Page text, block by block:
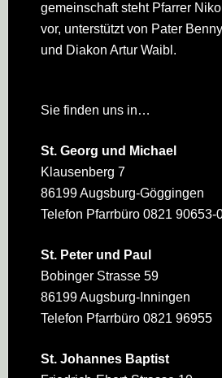
gemeinschaft steht Pfarrer
vor, unterstützt von Pater
und Diakon Artur Waibl.
Sie finden uns in…
St. Georg und Michael
Klausenberg 7
86199 Augsburg-Göggingen
Telefon Pfarrbüro 0821 90653-
St. Peter und Paul
Bobinger Strasse 59
86199 Augsburg-Inningen
Telefon Pfarrbüro 0821 96955
St. Johannes Baptist